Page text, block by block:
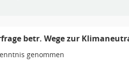
betr. Wege zur
genommen